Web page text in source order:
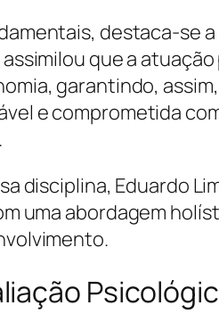
destaca-se
que a
garantindo,
e comprometida
disciplina, Eduardo
uma abordagem